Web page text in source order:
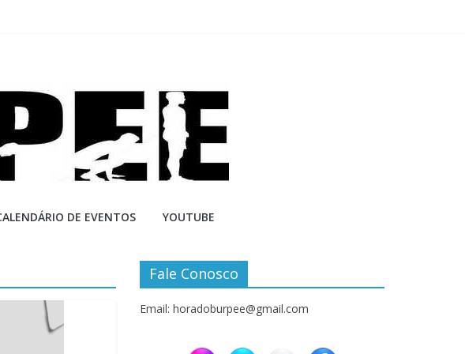
DE EVENTOS YOUTUBE
Fale Conosco
Email: horadoburpee@gmail.com